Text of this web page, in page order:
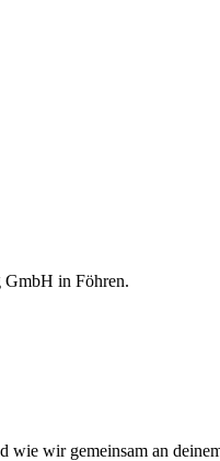
GmbH in Föhren.
wir gemeinsam an